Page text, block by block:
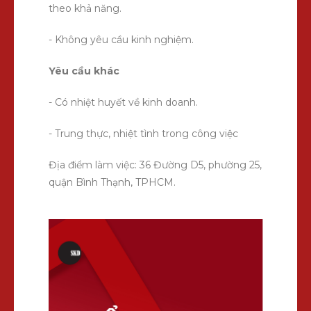
theo khả năng.
- Không yêu cầu kinh nghiệm.
Yêu cầu khác
- Có nhiệt huyết về kinh doanh.
- Trung thực, nhiệt tình trong công việc
Địa điểm làm việc: 36 Đường D5, phường 25,
quận Bình Thạnh, TPHCM.